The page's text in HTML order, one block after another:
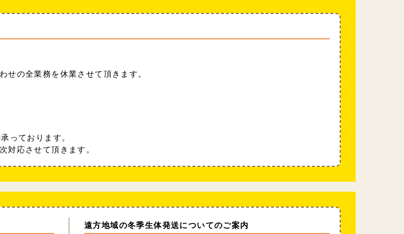
せの全業務を休業させて頂きます。
っております。
対応させて頂きます。
遠方地域の冬季生体発送についてのご案内